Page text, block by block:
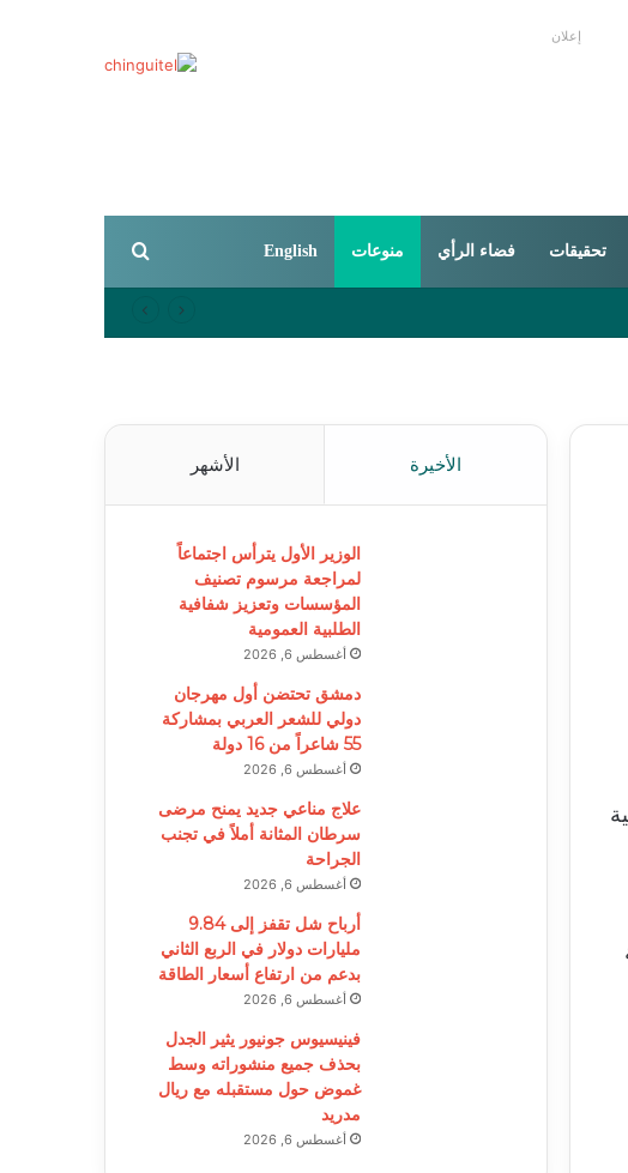
إعلان
تحقيقات فضاء الرأي منوعات English بحث عن
الأخيرة الأشهر
الوزير الأول يترأس اجتماعاً
لمراجعة مرسوم تصنيف
المؤسسات وتعزيز شفافية
الطلبية العمومية
أغسطس 6, 2026
دمشق تحتضن أول مهرجان
دولي للشعر العربي بمشاركة
55 شاعراً من 16 دولة
أغسطس 6, 2026
علاج مناعي جديد يمنح مرضى
سرطان المثانة أملاً في تجنب
الجراحة
أغسطس 6, 2026
أرباح شل تقفز إلى 9.84
مليارات دولار في الربع الثاني
بدعم من ارتفاع أسعار الطاقة
أغسطس 6, 2026
فينيسيوس جونيور يثير الجدل
بحذف جميع منشوراته وسط
غموض حول مستقبله مع ريال
مدريد
أغسطس 6, 2026